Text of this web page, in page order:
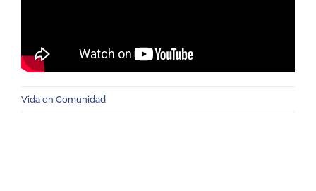
Vida en Comunidad